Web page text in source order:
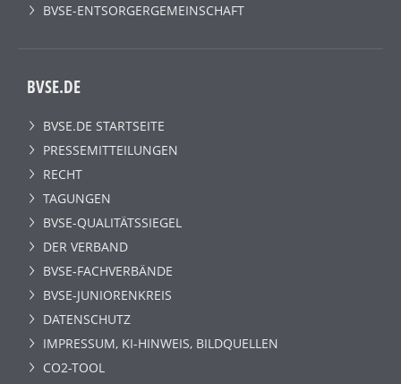
BVSE-ENTSORGERGEMEINSCHAFT
BVSE.DE
BVSE.DE STARTSEITE
PRESSEMITTEILUNGEN
RECHT
TAGUNGEN
BVSE-QUALITÄTSSIEGEL
DER VERBAND
BVSE-FACHVERBÄNDE
BVSE-JUNIORENKREIS
DATENSCHUTZ
IMPRESSUM, KI-HINWEIS, BILDQUELLEN
CO2-TOOL